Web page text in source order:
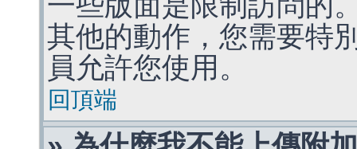
其他的動作，您需要特
員允許您使用。
回頂端